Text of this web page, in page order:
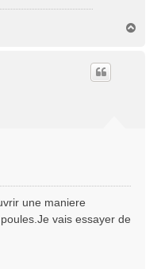
une maniere
vais essayer de